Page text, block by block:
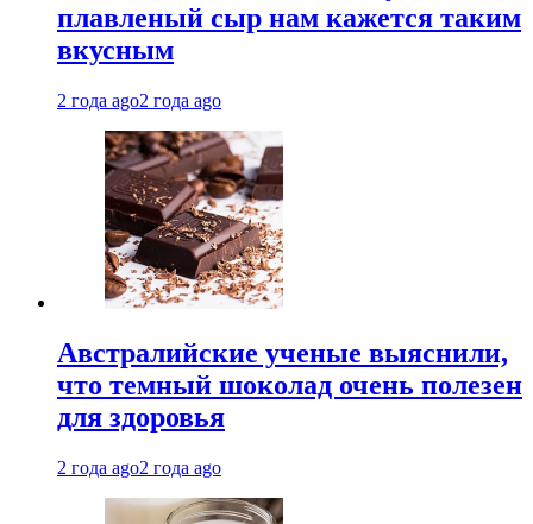
плавленый сыр нам кажется таким
вкусным
2 года ago2 года ago
Австралийские ученые выяснили,
что темный шоколад очень полезен
для здоровья
2 года ago2 года ago